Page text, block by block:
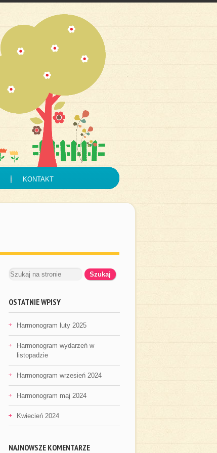
KONTAKT
OSTATNIE WPISY
Harmonogram luty 2025
Harmonogram wydarzeń w
listopadzie
Harmonogram wrzesień 2024
Harmonogram maj 2024
Kwiecień 2024
NAJNOWSZE KOMENTARZE